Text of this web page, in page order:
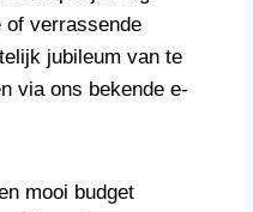
of verrassende
jubileum van te
via ons bekende e-
mooi budget